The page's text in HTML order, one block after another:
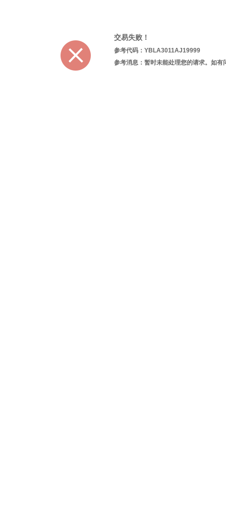
交易失败！
参考代码：YBLA3011AJ19999
参考消息：暂时未能处理您的请求。如